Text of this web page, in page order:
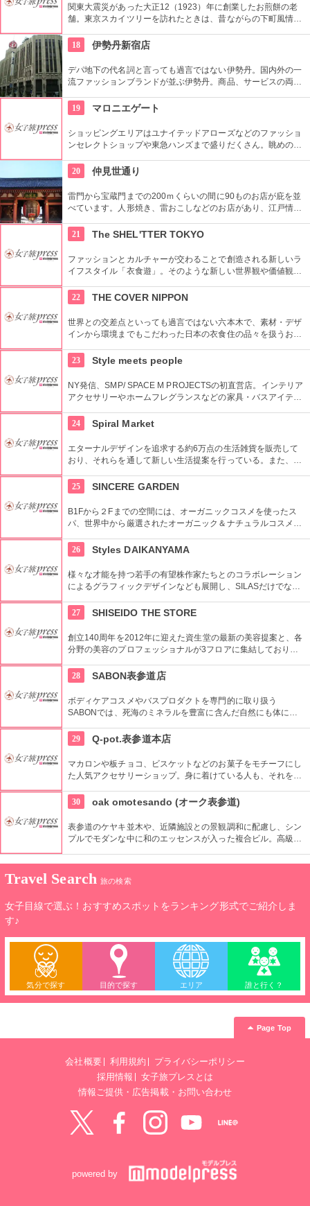
関東大震災があった大正12（1923）年に創業したお煎餅の老
舗。東京スカイツリーを訪れたときは、昔ながらの下町風情と
ではぬれ煎餅にアイスクリームをはさんだ「ぬれソフト」も人
気。
18 伊勢丹新宿店
デパ地下の代名詞と言っても過言ではない伊勢丹。国内外の一
流ファッションブランドが並ぶ伊勢丹。商品、サービスの両面
とメンズ館があり、百貨店業界では衣料品の売上高日本一を誇
っている。
19 マロニエゲート
ショッピングエリアはユナイテッドアローズなどのファッショ
ンセレクトショップや東急ハンズまで盛りだくさん。眺めの良
トンプソンなど、世界のグルメがカジュアルなスタイルで楽し
めます。
20 仲見世通り
雷門から宝蔵門までの200ｍくらいの間に90ものお店が庇を並
べています。人形焼き、雷おこしなどのお店があり、江戸情緒
21
The SHEL'TTER TOKYO
ファッションとカルチャーが交わることで創造される新しいラ
イフスタイル「衣食遊」。そのような新しい世界観や価値観を
ど幅広い商品を扱っている。
22 THE COVER NIPPON
世界との交差点といっても過言ではない六本木で、素材・デザ
インから環境までもこだわった日本の衣食住の品々を扱うお
を感じてみよう！
23 Style meets people
NY発信、SMP/ SPACE M PROJECTSの初直営店。インテリア
アクセサリーやホームフレグランスなどの家具・バスアイテム
デザインはデザイナーやアーティストに頼むことによって洗練
されたものとなっている。
24 Spiral Market
エターナルデザインを追求する約6万点の生活雑貨を販売して
おり、それらを通して新しい生活提案を行っている。また、買
利用もおすすめ。
25 SINCERE GARDEN
B1Fから２Fまでの空間には、オーガニックコスメを使ったス
パ、世界中から厳選されたオーガニック＆ナチュラルコスメを
り、心も体もリフレッシュできます。
26 Styles DAIKANYAMA
様々な才能を持つ若手の有望株作家たちとのコラボレーション
によるグラフィックデザインなども展開し、SILASだけでな
27
SHISEIDO THE STORE
創立140周年を2012年に迎えた資生堂の最新の美容提案と、各
分野の美容のプロフェッショナルが3フロアに集結しており、
ベントなどのイベントをしているのでチェックしよう。
28 SABON表参道店
ボディケアコスメやバスプロダクトを専門的に取り扱う
SABONでは、死海のミネラルを豊富に含んだ自然にも体にも
29
Q-pot.表参道本店
マカロンや板チョコ、ビスケットなどのお菓子をモチーフにし
た人気アクセサリーショップ。身に着けている人も、それを見
ト。
30 oak omotesando (オーク表参道)
表参道のケヤキ並木や、近隣施設との景観調和に配慮し、シン
プルでモダンな中に和のエッセンスが入った複合ビル。高級有
Travel Search 旅の検索
女子目線で選ぶ！おすすめスポットをランキング形式でご紹介しま
す♪
気分で探す 目的で探す エリア 誰と行く？
Page Top
会社概要 利用規約
プライバシーポリシー
採用情報
女子旅プレスとは
情報ご提供・広告掲載・お問い合わせ
powered by